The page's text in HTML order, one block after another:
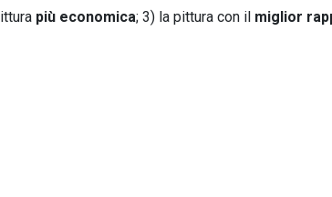
più economica; 3) la pittura con il miglior